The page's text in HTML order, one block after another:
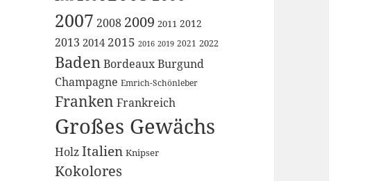
2007 2008 2009 2011 2012
2013 2014 2015 2016 2019 2021 2022
Baden BordeauxBurgund
Champagne Emrich-Schönleber
Franken Frankreich
Großes Gewächs
HolzItalien Knipser
Kokolores